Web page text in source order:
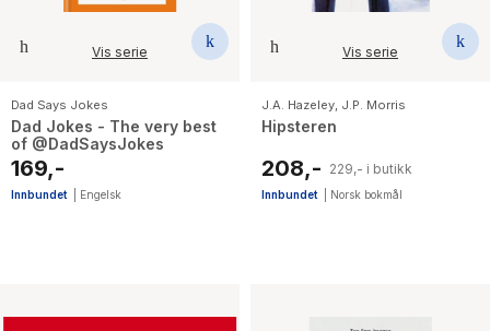
Vis serie
Dad Says Jokes
Dad Jokes - The very best
of @DadSaysJokes
169,-
Innbundet Engelsk
Vis serie
J.A. Hazeley, J.P. Morris
Hipsteren
208,- 229,- i butikk
Innbundet Norsk bokmål